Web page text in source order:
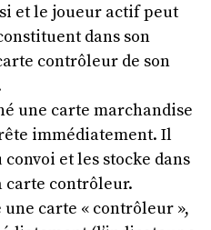
et le joueur actif peut
dans son
contrôleur de son
une carte marchandise
immédiatement. Il
et les stocke dans
carte contrôleur.
carte « contrôleur »,